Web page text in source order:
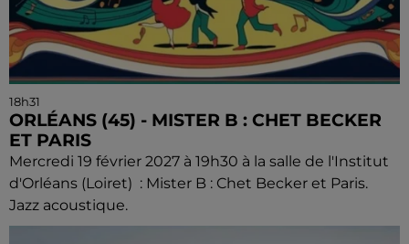
18h31
ORLÉANS (45) - MISTER B : CHET BECKER
ET PARIS
Mercredi 19 février 2027 à 19h30 à la salle de l'Institut
d'Orléans (Loiret) : Mister B : Chet Becker et Paris.
Jazz acoustique.